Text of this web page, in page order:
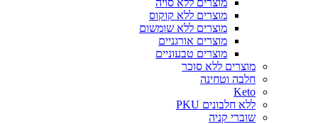
מוצרים ללא קוקוס
מוצרים ללא שומשום
מוצרים אורגניים
מוצרים טבעוניים
מוצרים ללא סוכר
חלבה וטחינה
Keto
ללא חלבונים PKU
שוברי קניה